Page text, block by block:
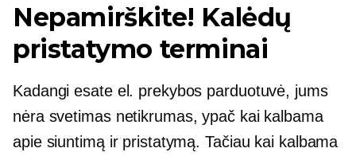
Nepamirškite! Kalėdų
pristatymo terminai
Kadangi esate el. prekybos parduotuvė, jums
nėra svetimas netikrumas, ypač kai kalbama
apie siuntimą ir pristatymą. Tačiau kai kalbama